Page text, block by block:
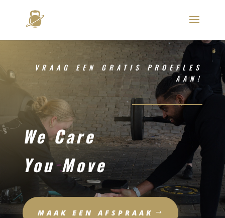
VRAAG EEN GRATIS PROEFLES
AAN!
We Care
You Move
MAAK EEN AFSPRAAK